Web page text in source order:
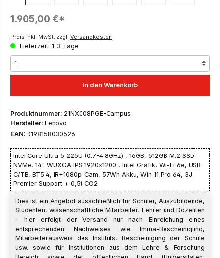
Regulärer Preis:
1.905,00 €*
Preis inkl. MwSt. zzgl. Versandkosten
Lieferzeit: 1-3 Tage
In den Warenkorb
Produktnummer: 21NX008PGE-Campus_
Hersteller: Lenovo
EAN: 0198158030526
Intel Core Ultra 5 225U (0.7-4.8GHz) , 16GB, 512GB M.2 SSD
NVMe, 14" WUXGA IPS 1920x1200 , Intel Grafik, Wi-Fi 6e, USB-
C/TB, BT5.4, IR+1080p-Cam, 57Wh Akku, Win 11 Pro 64, 3J.
Premier Support + 0,5t CO2
Dies ist ein Angebot ausschließlich für Schüler, Auszubildende,
Studenten, wissenschaftliche Mitarbeiter, Lehrer und Dozenten
– hier erfolgt der Versand nur nach Einreichung eines
entsprechenden Nachweises wie Imma-Bescheinigung,
Mitarbeiterausweis des Instituts, Bescheinigung der Schule
usw. sowie für Institutionen aus dem Lehre & Forschung